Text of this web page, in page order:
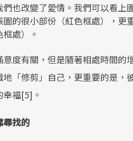
也改變了愛情。我們可以看上
的很小部份（紅色框處），更
處）。
度有關，但是隨著相處時間的
「修剪」自己，更重要的是，
福[5]。
尋找的